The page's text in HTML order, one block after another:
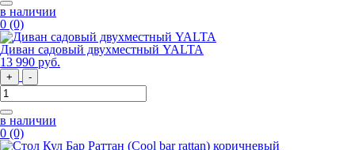
в наличии
0 (0)
Диван садовый двухместный YALTA
13 990 руб.
+ -
в наличии
0 (0)